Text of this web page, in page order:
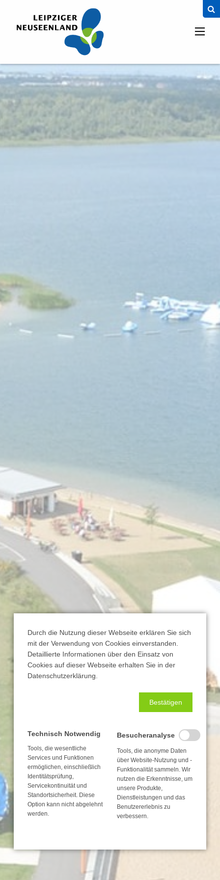
Durch die Nutzung dieser Webseite erklären Sie sich
mit der Verwendung von Cookies einverstanden.
Detaillierte Informationen über den Einsatz von
Cookies auf dieser Webseite erhalten Sie in der
Datenschutzerklärung.
Bestätigen
Technisch Notwendig
Tools, die wesentliche
Services und Funktionen
ermöglichen, einschließlich
Identitätsprüfung,
Servicekontinuität und
Standortsicherheit. Diese
Option kann nicht abgelehnt
werden.
Besucheranalyse
Tools, die anonyme Daten
über Website-Nutzung und -
Funktionalität sammeln. Wir
nutzen die Erkenntnisse, um
unsere Produkte,
Dienstleistungen und das
Benutzererlebnis zu
verbessern.